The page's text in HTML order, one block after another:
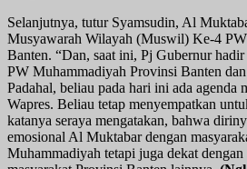
Selanjutnya, tutur Syamsudin, Al
Musyawarah Wilayah (Muswil) Ke-4
Banten. “Dan, saat ini, Pj Gubernur
PW Muhammadiyah Provinsi Banten
Padahal, beliau pada hari ini ada agenda
Wapres. Beliau tetap menyempatkan
katanya seraya mengatakan, bahwa
emosional Al Muktabar dengan
Muhammadiyah tetapi juga dekat dengan